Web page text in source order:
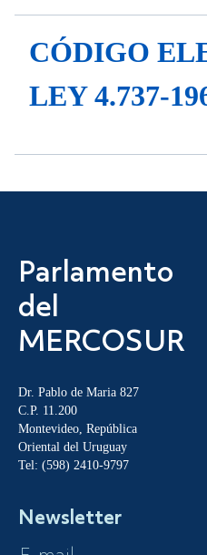
CÓDIGO
LEY 4.737-
Parlamento
del
MERCOSUR
Dr. Pablo de Maria 827
C.P. 11.200
Montevideo, República
Oriental del Uruguay
Tel: (598) 2410-9797
Newsletter